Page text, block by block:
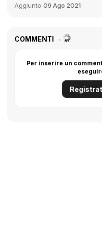
Aggiunto 09 Ago 2021
COMMENTI
Per inserire un